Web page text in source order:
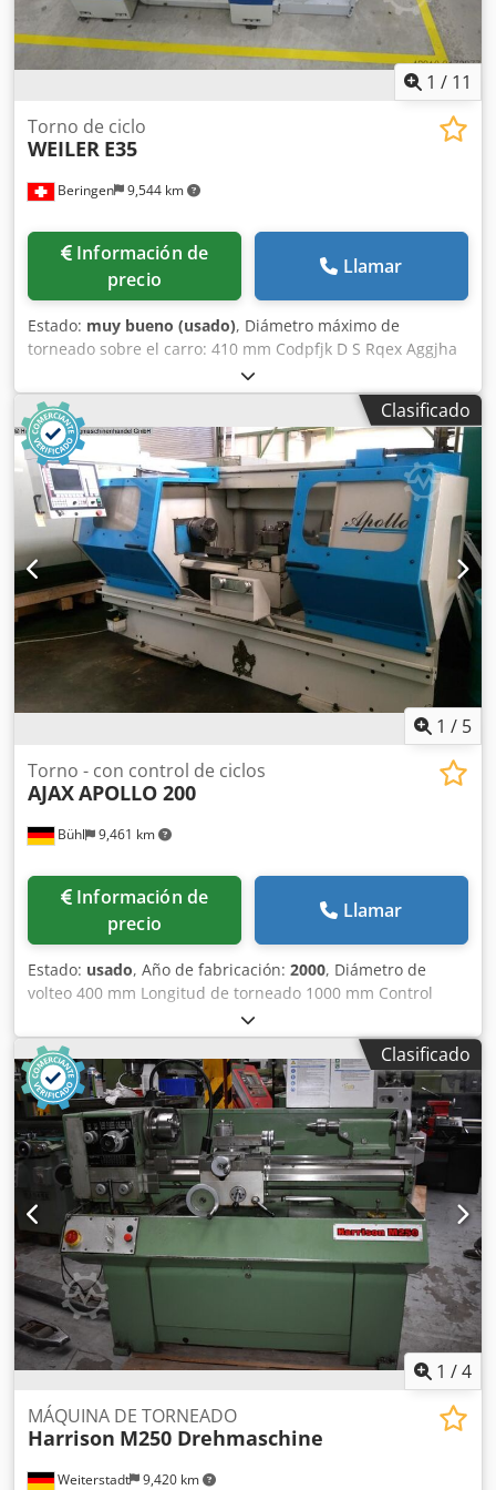
1 / 11
Beringen 9,544 km
Torno de ciclo
WEILER E35
Información de
precio
Llamar
Estado: muy bueno (usado), Diámetro máximo de
torneado sobre el carro: 410 mm Codpfjk D S Rqex Aggjha
Distancia entre puntos: 1000 mm Velocidades de giro del
husillo: 4-3000 rpm Control: WEILER Varios accesorios
MARCELS MASCHINEN CH
Clasificado
1 / 5
Bühl 9,461 km
Torno - con control de ciclos
AJAXAPOLLO 200
Información de
precio
Llamar
Estado: usado, Año de fabricación: 2000, Diámetro de
volteo 400 mm Longitud de torneado 1000 mm Control
FAGOR Control CNC 8055/B-T Altura de puntos 200 mm
Distancia entre puntos 1000 mm Diámetro de torneado
sobre el carro transversal 210 mm Ancho de bancada 300
mm Diámetro del agujero del husillo 65 mm Velocidades
del husillo 0 - 3000 rpm Niveles de transmisión 2 Avances -
longitudinal 0 - 10.000 mm/min Avances - transversal 0 -
10.000 mm/min Desplazamiento rápido -
longitudinal/transversal 15 m/min Diámetro del manguito
del contrapunto 68 mm Codpevh I T Ajfx Aggsha Carrera
del manguito del contrapunto 155 mm Morse del
contrapunto MK 4 Potencia total requerida 8 kW
Dimensiones L x A x H 3,1 x 1,9 x 1,78 m Accesorios: Plato
de tres garras 200 mmø, portaherramientas MULTIFIX con
varios insertos, dispositivo de refrigeración
Clasificado
1 /4
Weiterstadt 9,420 km
MÁQUINA DE TORNEADO
Harrison M250 Drehmaschine